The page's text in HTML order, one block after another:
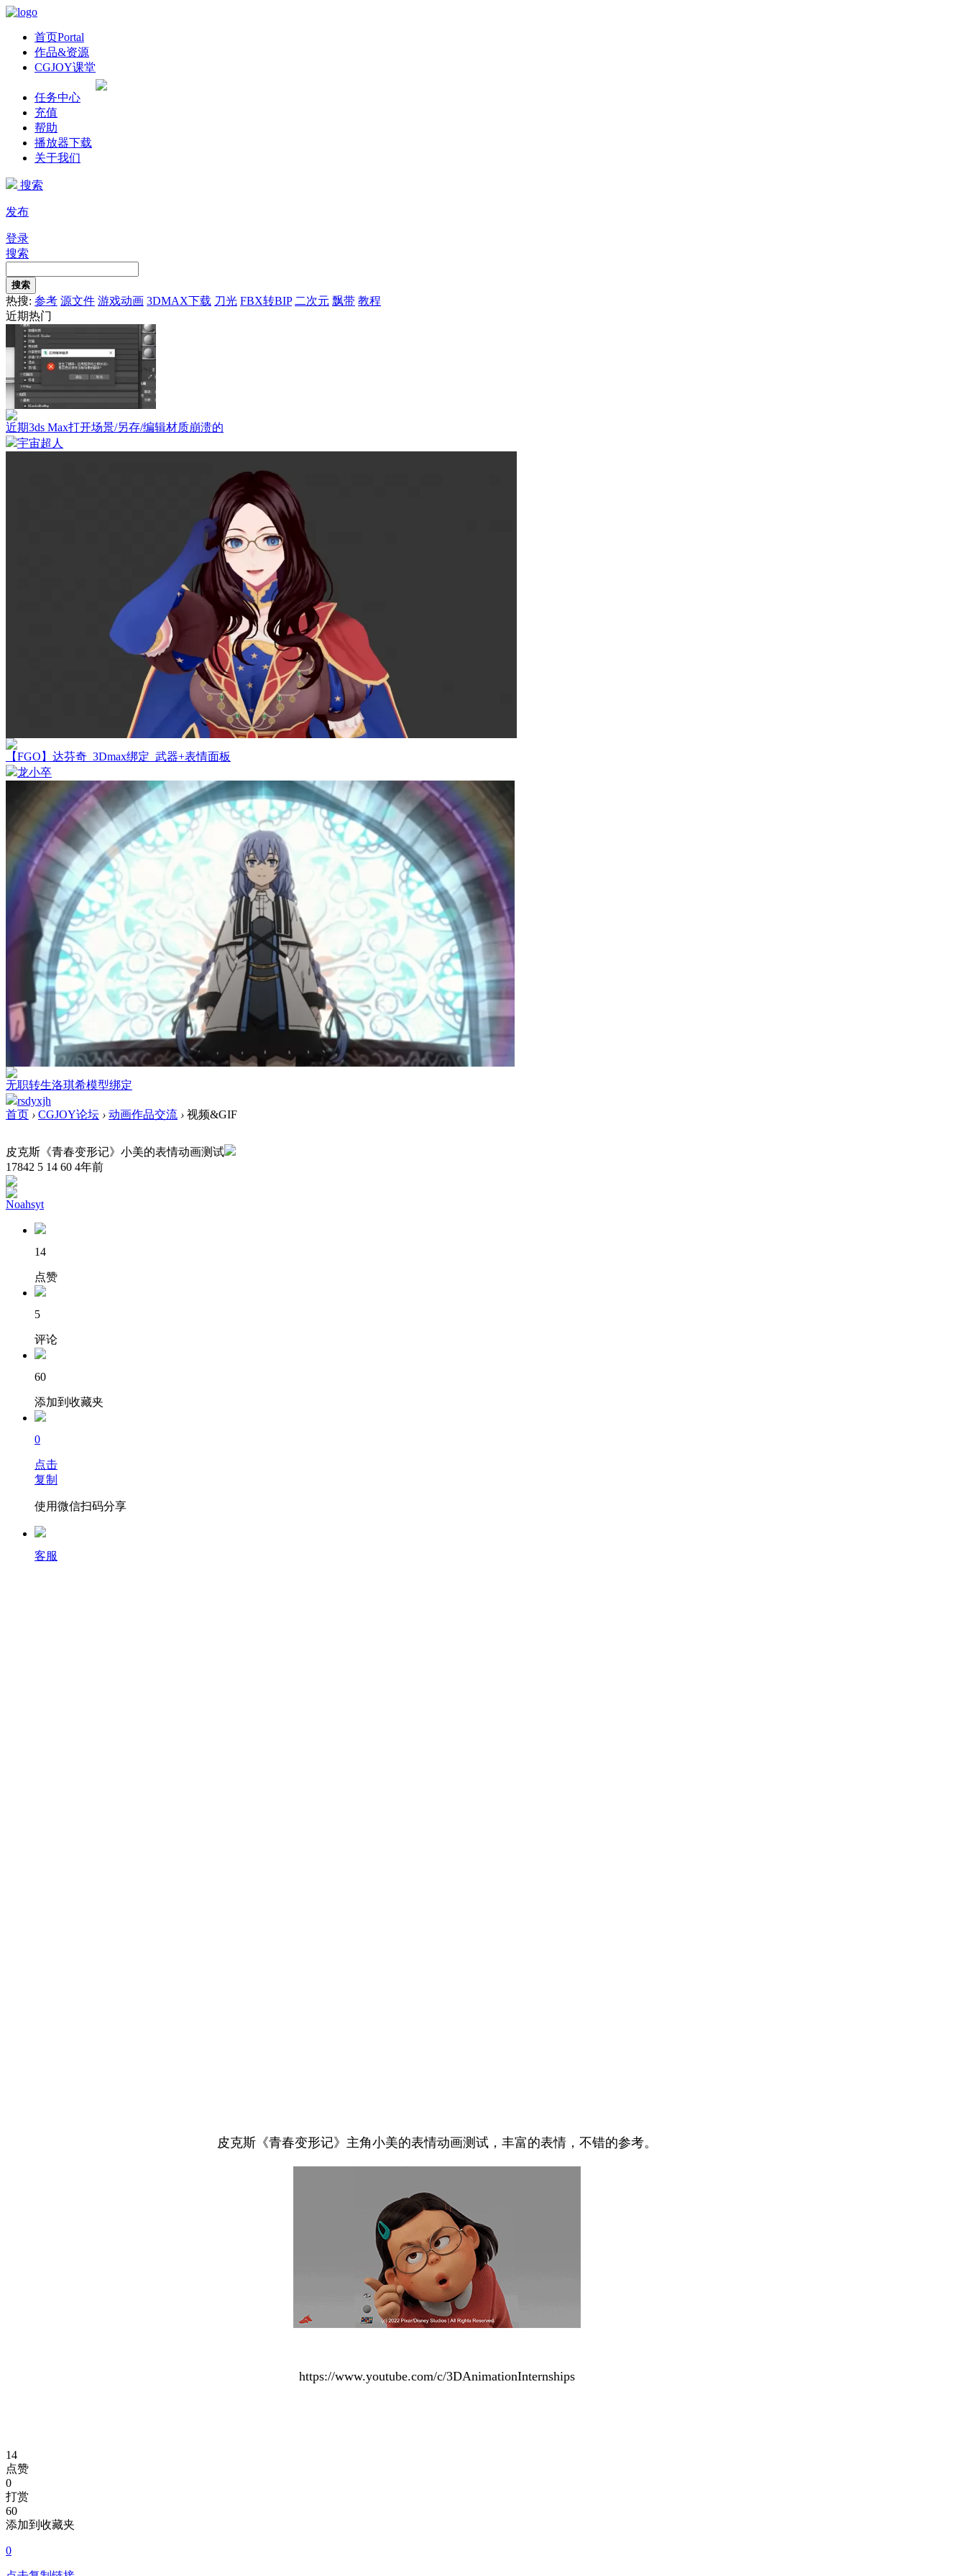
首页Portal
作品&资源
CGJOY课堂
任务中心
充值
帮助
播放器下载
关于我们
搜索
发布
登录
搜索
搜索
热搜: 参考 源文件 游戏动画 3DMAX下载 刀光 FBX转BIP 二次元 飘带 教程
近期热门
近期3ds Max打开场景/另存/编辑材质崩溃的
宇宙超人
【FGO】达芬奇_3Dmax绑定_武器+表情面板
龙小卒
无职转生洛琪希模型绑定
rsdyxjh
首页 › CGJOY论坛 › 动画作品交流 › 视频&GIF
皮克斯《青春变形记》小美的表情动画测试
17842 5 14 60 4年前
Noahsyt
14
点赞
5
评论
60
添加到收藏夹
0
点击
复制
使用微信扫码分享
客服
皮克斯《青春变形记》主角小美的表情动画测试，丰富的表情，不错的参考。
https://www.youtube.com/c/3DAnimationInternships
14
点赞
0
打赏
60
添加到收藏夹
0